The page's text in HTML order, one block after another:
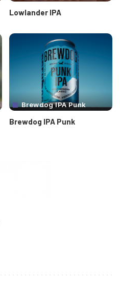
Lowlander IPA
Brewdog IPA Punk
Brewdog IPA Punk